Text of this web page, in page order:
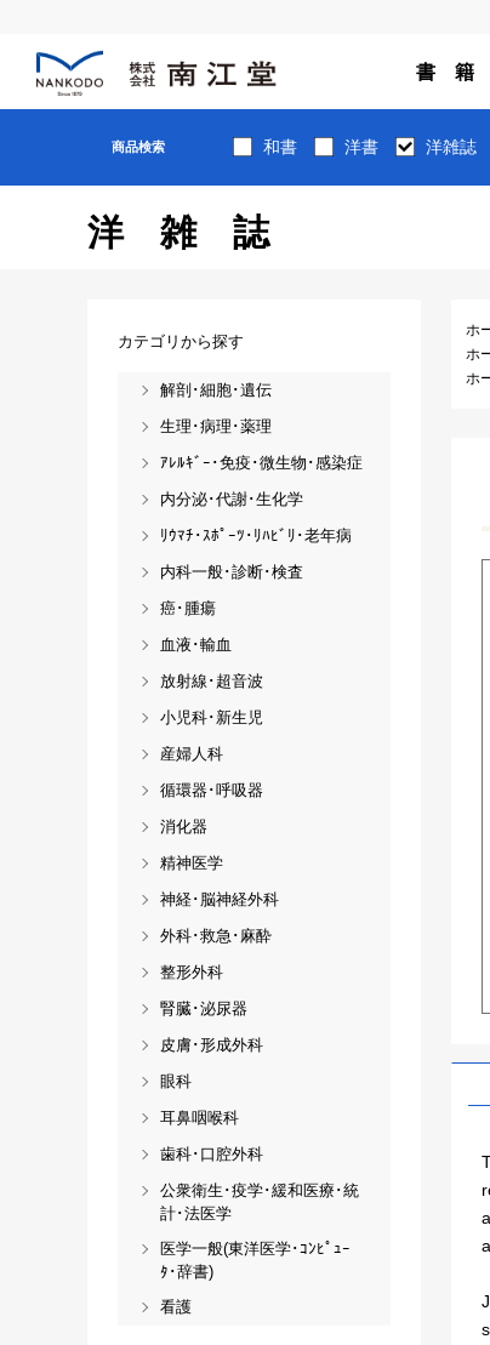
書 籍
商品検索 和書 洋書 洋雑誌
洋雑誌
ホ
ホ
ホ
カテゴリから探す
解剖･細胞･遺伝
生理･病理･薬理
ｱﾚﾙｷﾞｰ･免疫･微生物･感染症
内分泌･代謝･生化学
ﾘｳﾏﾁ･ｽﾎﾟｰﾂ･ﾘﾊﾋﾞﾘ･老年病
内科一般･診断･検査
癌･腫瘍
血液･輸血
放射線･超音波
小児科･新生児
産婦人科
循環器･呼吸器
消化器
精神医学
神経･脳神経外科
外科･救急･麻酔
整形外科
腎臓･泌尿器
皮膚･形成外科
眼科
耳鼻咽喉科
歯科･口腔外科
公衆衛生･疫学･緩和医療･統
計･法医学
医学一般(東洋医学･ｺﾝﾋﾟｭｰ
ﾀ･辞書)
看護